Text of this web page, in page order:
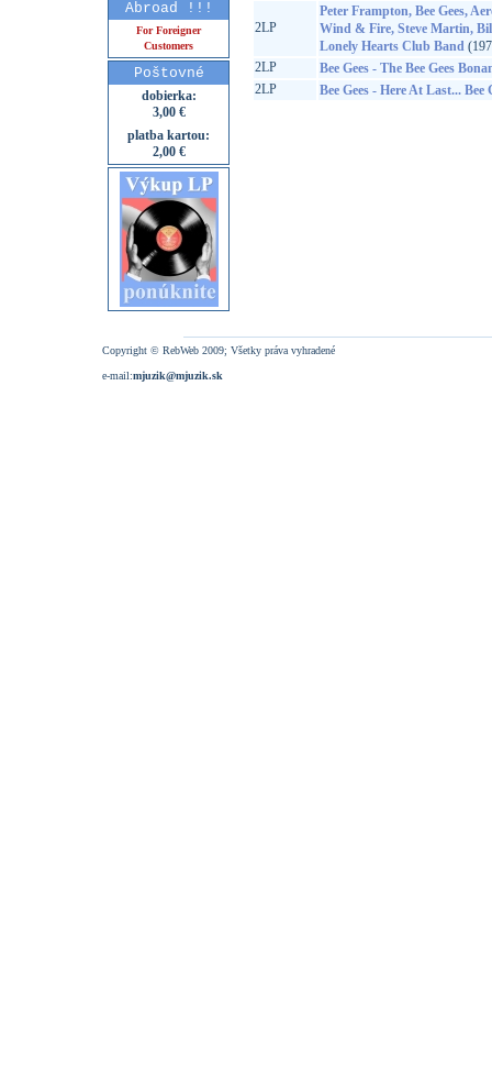
Abroad !!!
For Foreigner
Customers
Poštovné
dobierka:
3,00 €
platba kartou:
2,00 €
2LP
Peter Frampton, Bee Gees,
Wind & Fire, Steve Martin,
Lonely Hearts Club Band
2LP
Bee Gees - The Bee Gees
2LP
Bee Gees - Here At Last... Bee
Copyright © RebWeb 2009; Všetky práva vyhradené
e-mail:mjuzik@mjuzik.sk